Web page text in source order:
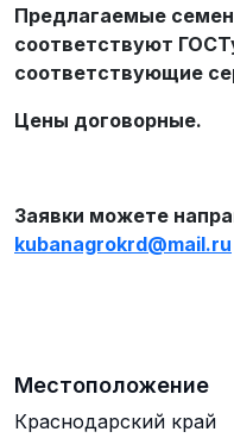
Предлагаемые
соответствуют
соответствующие
Цены договорные.
Заявки можете
kubanagrokrd@mail.ru
Местоположение
Краснодарский край